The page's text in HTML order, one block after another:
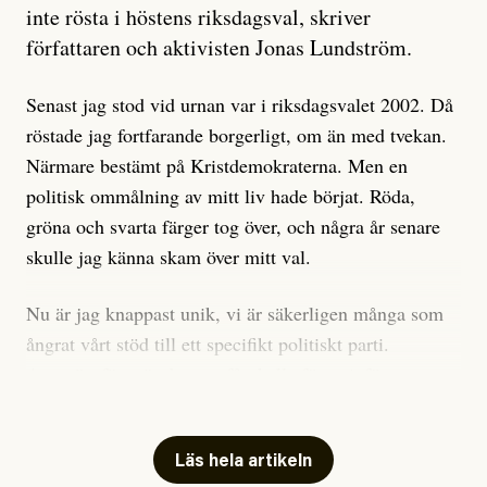
är sant, vad som är rykten”, utan den bidrar bara till
ännu mer ryktesspridning. Det finns inte ett enda bevis
misstänkta personen är en infiltratör. Det som läsaren
får veta är att personen har ändrat sina politiska åsikter
under åren, att den har raderat tidigare innehåll på sina
sociala medier, att artikelns författare inte förstår sig
på personens ekonomi och att det tydligen finns
anonyma röster inom rörelsen som säger saker som
anses vara anledningar att titta närmare på personen,
men ingenting av detta är tillräckligt för att hänga ut
inom palestinarörelsen.
inte rösta i höstens riksdagsval, skriver
författaren och aktivisten Jonas Lundström.
Senast jag stod vid urnan var i riksdagsvalet 2002. Då
röstade jag fortfarande borgerligt, om än med tvekan.
Närmare bestämt på Kristdemokraterna. Men en
politisk ommålning av mitt liv hade börjat. Röda,
gröna och svarta färger tog över, och några år senare
skulle jag känna skam över mitt val.
Nu är jag knappast unik, vi är säkerligen många som
ångrat vårt stöd till ett specifikt politiskt parti.
Mitt huvudargument för riksdagsvalsbojkott är etiskt.
Läs hela artikeln